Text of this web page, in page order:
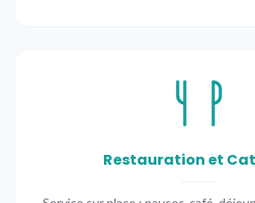
Restauration et